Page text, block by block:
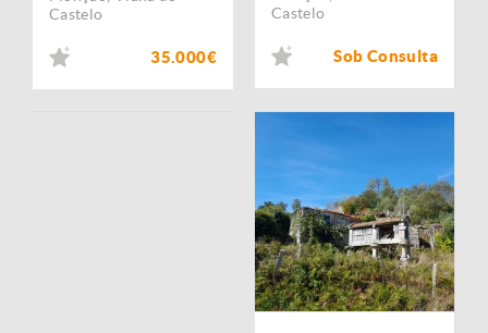
Castelo
35.000€
Castelo
Sob Consulta